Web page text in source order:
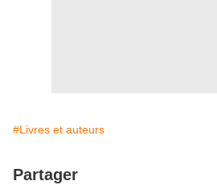
#Livres et auteurs
Partager